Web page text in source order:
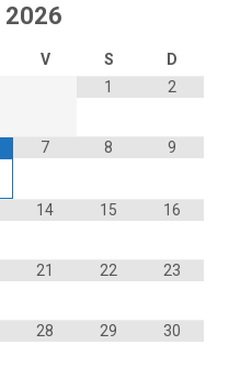
2026
V S
D
1
2
7 8 9
14 15 16
21 22 23
28 29 30